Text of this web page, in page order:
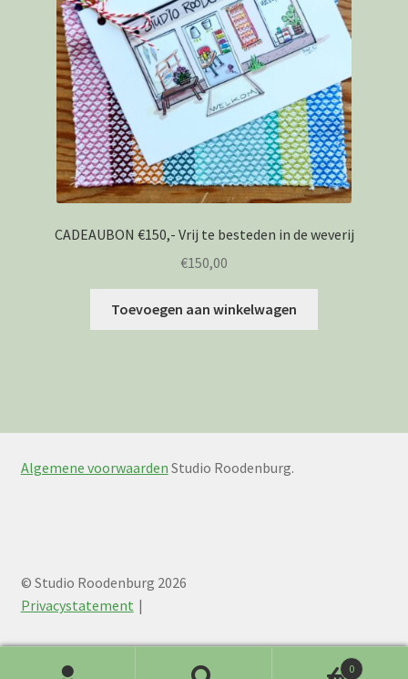
CADEAUBON €150,- Vrij te besteden in de weverij
€150,00
Toevoegen aan winkelwagen
Algemene voorwaarden Studio Roodenburg.
© Studio Roodenburg 2026
Privacystatement
0